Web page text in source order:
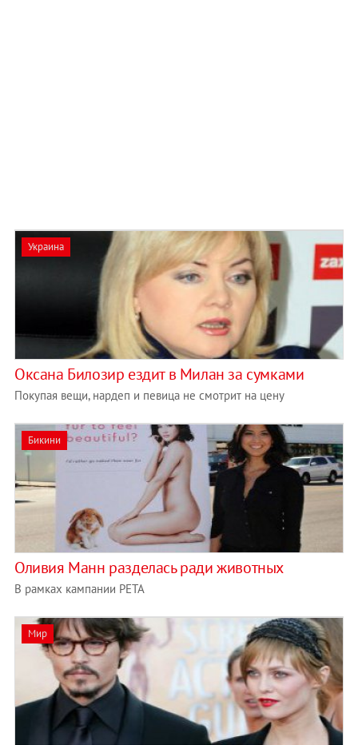
Украина
Оксана Билозир ездит в Милан за сумками
Покупая вещи, нардеп и певица не смотрит на цену
Бикини
Оливия Манн разделась ради животных
В рамках кампании PETA
Мир